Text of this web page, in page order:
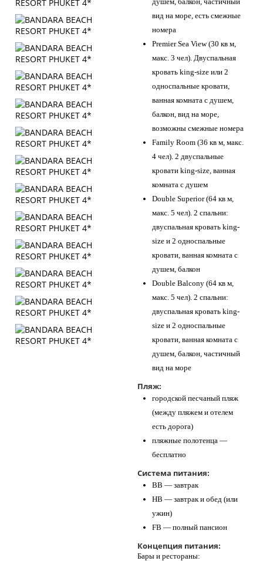
вид на море, есть смежные
номера
Premier Sea View (30 кв м,
макс. 3 чел). Двуспальная
кровать king-size или 2
односпальные кровати,
ванная комната с душем,
балкон, вид на море,
возможны смежные номера
Family Room (36 кв м, макс.
4 чел). 2 двуспальные
кровати king-size, ванная
комната с душем
Double Superior (64 кв м,
макс. 5 чел). 2 спальни:
двуспальная кровать king-
size и 2 односпальные
кровати, ванная комната с
душем, балкон
Double Balcony (64 кв м,
макс. 5 чел). 2 спальни:
двуспальная кровать king-
size и 2 односпальные
кровати, ванная комната с
душем, балкон, частичный
вид на море
Пляж:
городской песчаный пляж
(между пляжем и отелем
есть дорога)
пляжные полотенца —
бесплатно
Система питания:
BB — завтрак
HB — завтрак и обед (или
ужин)
FB — полный пансион
Концепция питания:
Бары и рестораны: